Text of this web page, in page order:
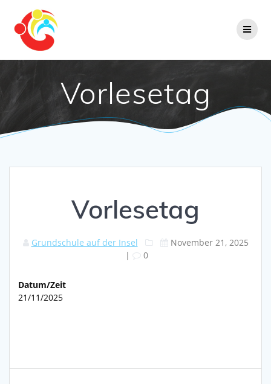
Vorlesetag
Vorlesetag
Grundschule auf der Insel
November 21, 2025
|
0
Datum/Zeit
21/11/2025